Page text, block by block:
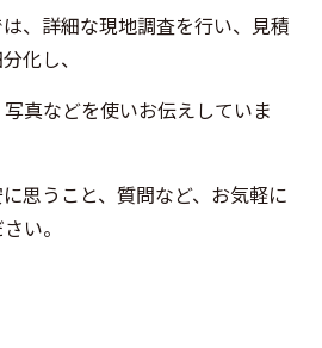
、詳細な現地調査を行い、見積
化し、
真などを使いお伝えしていま
思うこと、質問など、お気軽に
い。